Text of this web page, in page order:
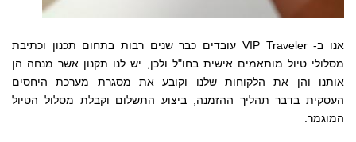
אנו ב- VIP Traveler עובדים כבר שנים רבות בתחום תכנון וכתיבת
מסלולי טיול מותאמים אישית בחו"ל ולכן, יש לנו תקנון אשר מנחה הן
אותנו והן את הלקוחות שלנו וקובע את מסגרת מערכת היחסים
העסקית בדבר תהליך ההזמנה, ביצוע התשלום וקבלת מסלול הטיול
המוגמר.